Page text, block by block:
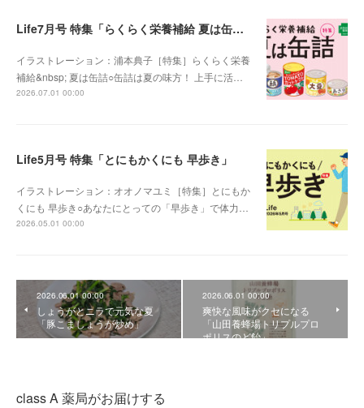
Life7月号 特集「らくらく栄養補給 夏は缶詰」
イラストレーション：浦本典子［特集］らくらく栄養
補給&nbsp; 夏は缶詰○缶詰は夏の味方！ 上手に活…
2026.07.01 00:00
Life5月号 特集「とにもかくにも 早歩き」
イラストレーション：オオノマユミ［特集］とにもか
くにも 早歩き○あなたにとっての「早歩き」で体力…
2026.05.01 00:00
2026.06.01 00:00
しょうがとニラで元気な夏
「豚こましょうが炒め」
2026.06.01 00:00
爽快な風味がクセになる
「山田養蜂場トリプルプロ
ポリスのど飴」
class A 薬局がお届けする